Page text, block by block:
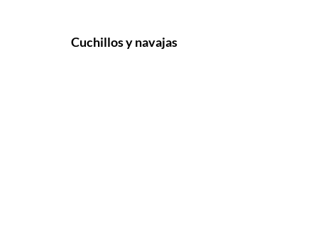
Cuchillos y navajas